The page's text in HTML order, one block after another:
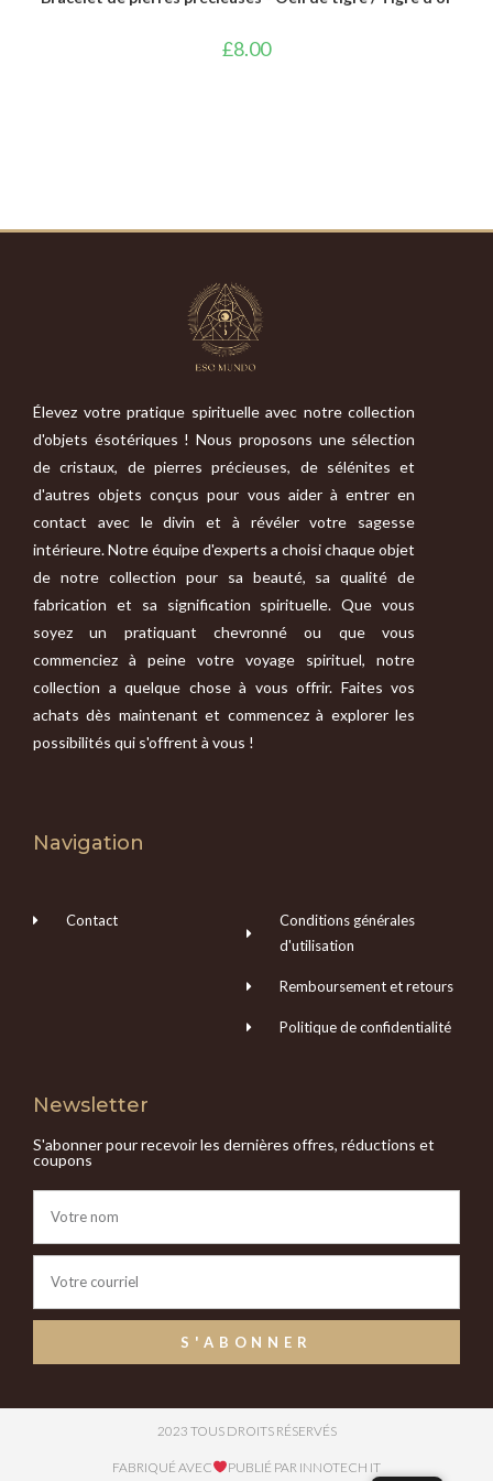
£8.00
Élevez votre pratique spirituelle avec notre collection
d'objets ésotériques ! Nous proposons une sélection
de cristaux, de pierres précieuses, de sélénites et
d'autres objets conçus pour vous aider à entrer en
contact avec le divin et à révéler votre sagesse
intérieure. Notre équipe d'experts a choisi chaque objet
de notre collection pour sa beauté, sa qualité de
fabrication et sa signification spirituelle. Que vous
soyez un pratiquant chevronné ou que vous
commenciez à peine votre voyage spirituel, notre
collection a quelque chose à vous offrir. Faites vos
achats dès maintenant et commencez à explorer les
possibilités qui s'offrent à vous !
Navigation
Contact
Conditions générales
d'utilisation
Remboursement et retours
Politique de confidentialité
Newsletter
S'abonner pour recevoir les dernières offres, réductions et
coupons
S'ABONNER
2023 TOUS DROITS RÉSERVÉS
FABRIQUÉ AVEC PUBLIÉ PAR INNOTECH IT